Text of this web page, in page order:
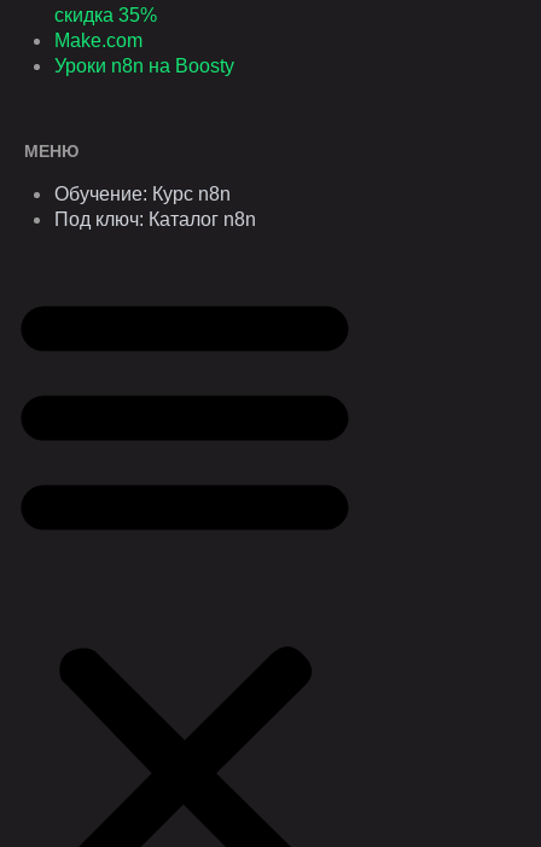
скидка 35%
Make.com
Уроки n8n на Boosty
МЕНЮ
Обучение: Курс n8n
Под ключ: Каталог n8n